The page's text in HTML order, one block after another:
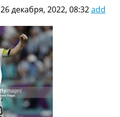
26 декабря, 2022, 08:32add